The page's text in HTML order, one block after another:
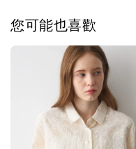
您可能也喜歡